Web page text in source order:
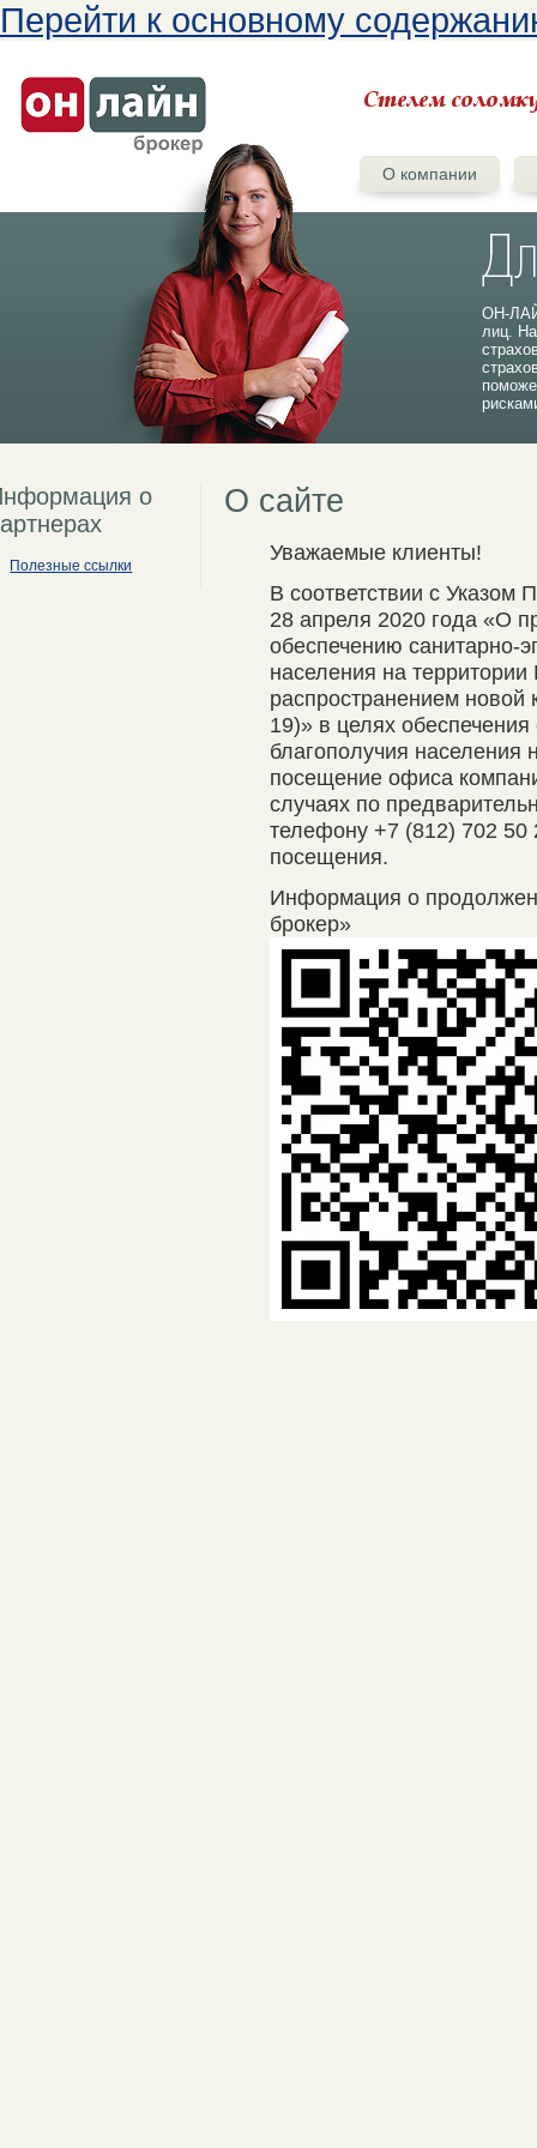
Перейти к основному
О компании
ОН-
лиц.
о
Полезные ссылки
О сайте
Уважаемые клиенты!
В соответствии с Указом
28 апреля 2020 года «О
обеспечению санитарно-
населения на
распространением новой
19)» в целях
благополучия населения
посещение офиса
случаях по
телефону +7 (812) 702 50
посещения.
Информация о
брокер»